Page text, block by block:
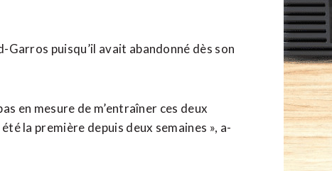
puisqu’il avait abandonné dès son
en mesure de m’entraîner ‌ces deux
la première depuis deux semaines », a-